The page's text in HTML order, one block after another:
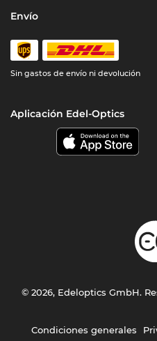
Envío
Sin gastos de envío ni devolución
Aplicación Edel-Optics
Condiciones generales
© 2026, Edeloptics GmbH.